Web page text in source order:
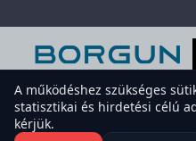
A működéshez szükséges
statisztikai és hirdetési célú
kérjük.A weboldal sütiket használ a